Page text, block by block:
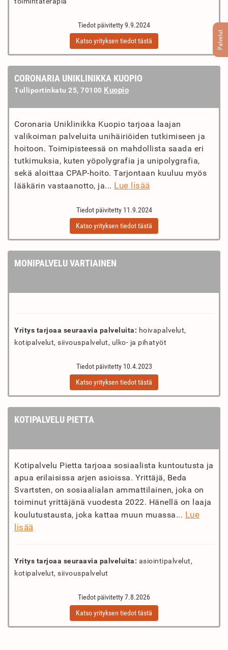
Palvelut
Tiedot päivitetty 9.9.2024
Katso yrityksen tiedot tästä
CORONARIA UNIKLINIKKA KUOPIO
Tulliportinkatu 25, 70100 Kuopio
Coronaria Uniklinikka Kuopio tarjoaa laajan
valikoiman palveluita unihäiriöiden tutkimiseen ja
hoitoon. Toimipisteessä on mahdollista saada eri
tutkimuksia, kuten yöpolygrafia ja unipolygrafia,
sekä aloittaa CPAP-hoito. Tarjontaan kuuluu myös
lääkärin vastaanotto, ja... Lue lisää
Tiedot päivitetty 11.9.2024
Katso yrityksen tiedot tästä
MONIPALVELU VARTIAINEN
Yritys tarjoaa seuraavia palveluita: hoivapalvelut,
kotipalvelut, siivouspalvelut, ulko- ja pihatyöt
Tiedot päivitetty 10.4.2023
Katso yrityksen tiedot tästä
KOTIPALVELU PIETTA
Kotipalvelu Pietta tarjoaa sosiaalista kuntoutusta ja
apua erilaisissa arjen asioissa. Yrittäjä, Beda
Svartsten, on sosiaalialan ammattilainen, joka on
toiminut yrittäjänä vuodesta 2022. Hänellä on laaja
koulutustausta, joka kattaa muun muassa... Lue
lisää
Yritys tarjoaa seuraavia palveluita: asiointipalvelut,
kotipalvelut, siivouspalvelut
Tiedot päivitetty 7.8.2026
Katso yrityksen tiedot tästä